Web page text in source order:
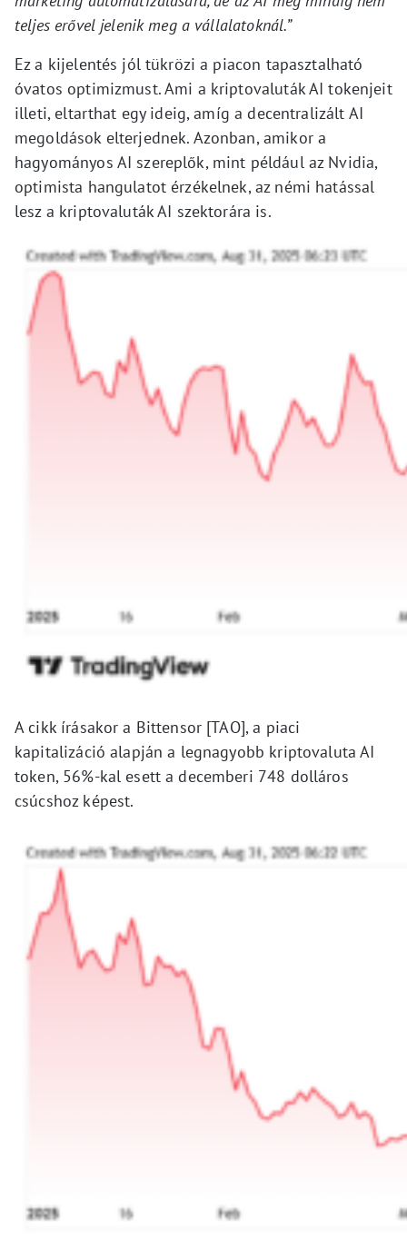
teljes erővel jelenik meg a vállalatoknál.”
Ez a kijelentés jól tükrözi a piacon tapasztalható
óvatos optimizmust. Ami a kriptovaluták AI tokenjeit
illeti, eltarthat egy ideig, amíg a decentralizált AI
megoldások elterjednek. Azonban, amikor a
hagyományos AI szereplők, mint például az Nvidia,
optimista hangulatot érzékelnek, az némi hatással
lesz a kriptovaluták AI szektorára is.
A cikk írásakor a Bittensor [TAO], a piaci
kapitalizáció alapján a legnagyobb kriptovaluta AI
token, 56%-kal esett a decemberi 748 dolláros
csúcshoz képest.